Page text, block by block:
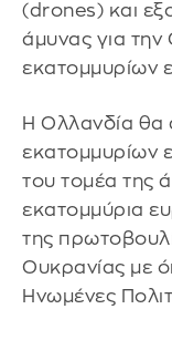
(drones) και
άμυνας για την
εκατομμυρίων
Η Ολλανδία θα
εκατομμυρίων
του τομέα της
εκατομμύρια
της
Ουκρανίας με
Ηνωμένες